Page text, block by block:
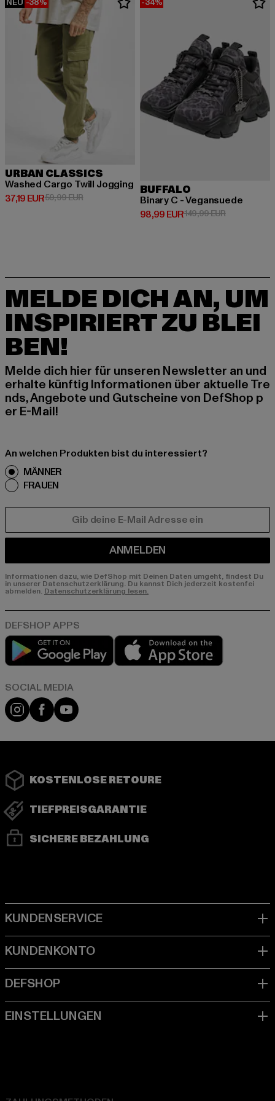
URBAN CLASSICS
Washed Cargo Twill Jogging
37,19 EUR
Derzeitiger Preis: 37,19 EUR
59,99 EURAktionspreis: 59,99 EUR
BUFFALO
Binary C - Vegansuede
98,99 EUR
Derzeitiger Preis: 98,99 EUR
149,99 EURAktionspreis:
MELDE DICH AN, UM
INSPIRIERT ZU BLEI
BEN!
Melde dich hier für unseren Newsletter an und
erhalte künftig Informationen über aktuelle Tre
nds, Angebote und Gutscheine von DefShop p
er E-Mail!
An welchen Produkten bist du interessiert?
MÄNNER
FRAUEN
ANMELDEN
Informationen dazu, wie DefShop mit Deinen Daten umgeht, findest Du
in unserer Datenschutzerklärung. Du kannst Dich jederzeit kostenfei
abmelden. Datenschutzerklärung lesen.
Play market
Instagram
FacebookYouTube
KOSTENLOSE RETOURE
TIEFPREISGARANTIE
SICHERE BEZAHLUNG